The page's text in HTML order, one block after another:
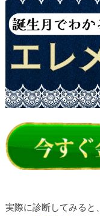
実際に診断してみると、